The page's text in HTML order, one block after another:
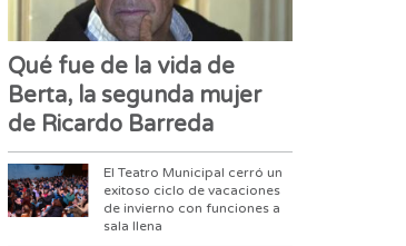
Qué fue de la vida de
Berta, la segunda mujer
de Ricardo Barreda
El Teatro Municipal cerró un
exitoso ciclo de vacaciones
de invierno con funciones a
sala llena